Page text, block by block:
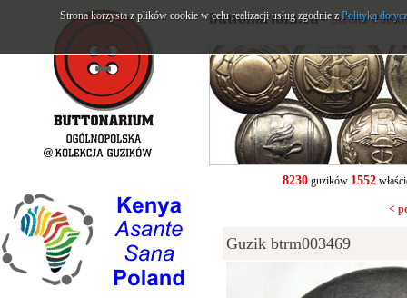
buttonarium.eu- Strona
8230guzików 1552
<
Guzik btrm003469
Strona korzysta z plików cookie w celu realizacji usług zgodnie zPolityką